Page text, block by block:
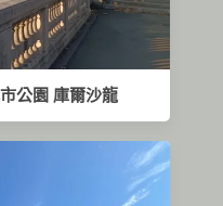
公園 庫爾沙龍